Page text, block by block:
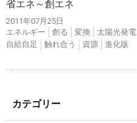
省エネ～創エネ
2011年07月25日
エネルギー
創る 変換 太陽光発電
自給自足
触れ合う 資源 進化版
カテゴリー